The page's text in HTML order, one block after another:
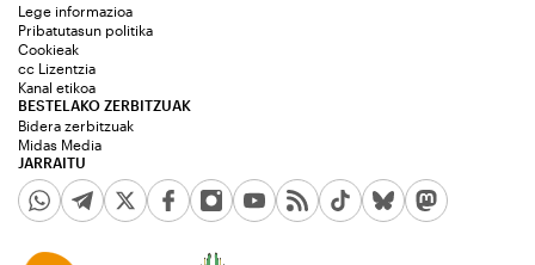
JARRAITU
Lege informazioa
Pribatutasun politika
Cookieak
cc Lizentzia
Kanal etikoa
BESTELAKO ZERBITZUAK
Bidera zerbitzuak
Midas Media